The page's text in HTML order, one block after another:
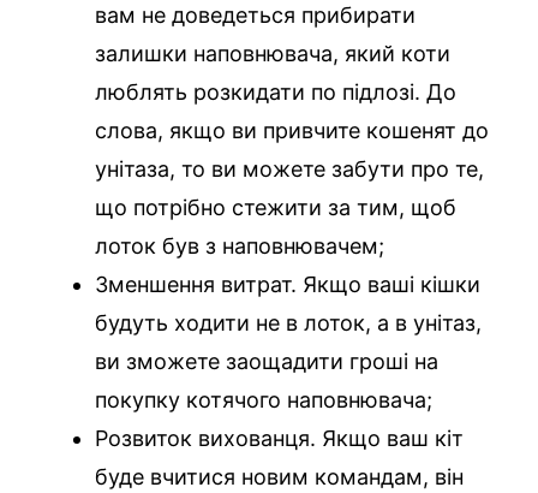
вам не доведеться прибирати
залишки наповнювача, який коти
люблять розкидати по підлозі. До
слова, якщо ви привчите кошенят до
унітаза, то ви можете забути про те,
що потрібно стежити за тим, щоб
лоток був з наповнювачем;
Зменшення витрат. Якщо ваші кішки
будуть ходити не в лоток, а в унітаз,
ви зможете заощадити гроші на
покупку котячого наповнювача;
Розвиток вихованця. Якщо ваш кіт
буде вчитися новим командам, він